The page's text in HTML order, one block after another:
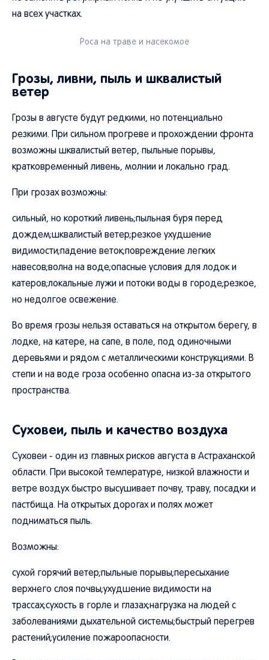
на всех участках.
Роса на траве и насекомое
Грозы, ливни, пыль и шквалистый
ветер
Грозы в августе будут редкими, но потенциально
резкими. При сильном прогреве и прохождении фронта
возможны шквалистый ветер, пыльные порывы,
кратковременный ливень, молнии и локально град.
При грозах возможны:
сильный, но короткий ливень;пыльная буря перед
дождем;шквалистый ветер;резкое ухудшение
видимости;падение веток;повреждение легких
навесов;волна на воде;опасные условия для лодок и
катеров;локальные лужи и потоки воды в городе;резкое,
но недолгое освежение.
Во время грозы нельзя оставаться на открытом берегу, в
лодке, на катере, на сапе, в поле, под одиночными
деревьями и рядом с металлическими конструкциями. В
степи и на воде гроза особенно опасна из-за открытого
пространства.
Суховеи, пыль и качество воздуха
Суховеи - один из главных рисков августа в Астраханской
области. При высокой температуре, низкой влажности и
ветре воздух быстро высушивает почву, траву, посадки и
пастбища. На открытых дорогах и полях может
подниматься пыль.
Возможны:
сухой горячий ветер;пыльные порывы;пересыхание
верхнего слоя почвы;ухудшение видимости на
трассах;сухость в горле и глазах;нагрузка на людей с
заболеваниями дыхательной системы;быстрый перегрев
растений;усиление пожароопасности.